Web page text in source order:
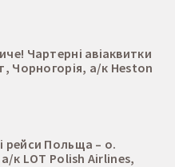
Чартерні авіаквитки
Чорногорія, а/к Heston
рейси Польща – о.
к LOT Polish Airlines,